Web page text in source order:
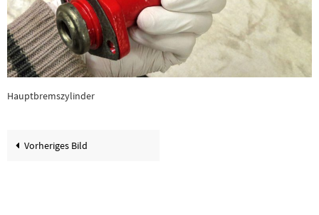
Hauptbremszylinder
Vorheriges Bild